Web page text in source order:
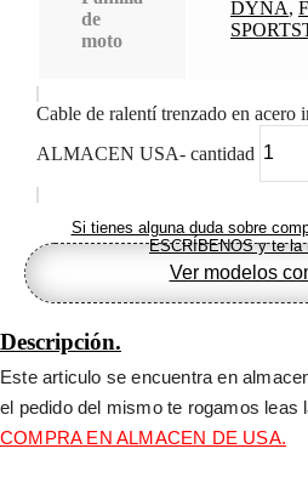
de
moto
DYNA,
Cable de ralentí trenzado en acero
ALMACEN USA- cantidad
Si tienes alguna duda sobre
ESCRÍBENOS y te la
Ver modelos
Descripción.
Este articulo se encuentra en
el pedido del mismo te rogamos leas
COMPRA EN ALMACEN DE USA.